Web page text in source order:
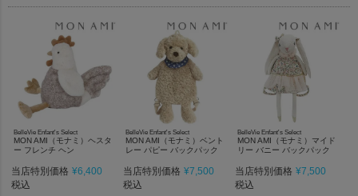
BelleVie Enfant's Select
MON AMI（モナミ）ヘスタ
ー フレンチ ヘン
当店特別価格 ¥6,400
税込
BelleVie Enfant's Select
MON AMI（モナミ）ベント
レー パピー バックパック
当店特別価格 ¥7,500
税込
BelleVie Enfant's Select
MON AMI（モナミ）マイド
リー バニー バックパック
当店特別価格 ¥7,500
税込